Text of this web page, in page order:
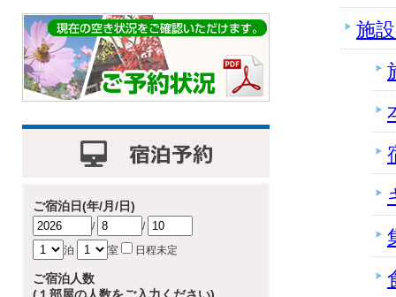
施
ご宿泊日(年/月/日)
/
/
泊
室 日程未定
ご宿泊人数